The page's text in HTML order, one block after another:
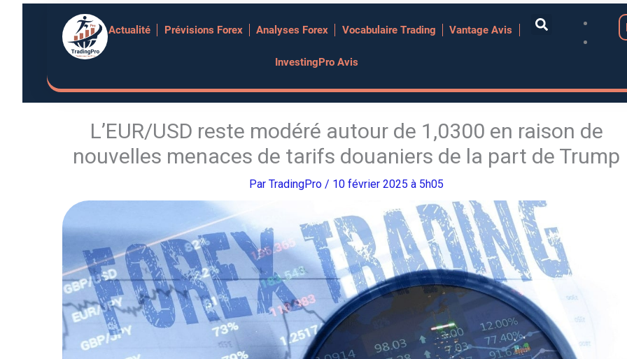
Actualité Prévisions Forex Analyses Forex Vocabulaire Trading Vantage Avis
InvestingPro Avis
L’EUR/USD reste modéré autour de 1,0300 en raison de
nouvelles menaces de tarifs douaniers de la part de Trump
ParTradingPro/ 10 février 2025 à 5h05